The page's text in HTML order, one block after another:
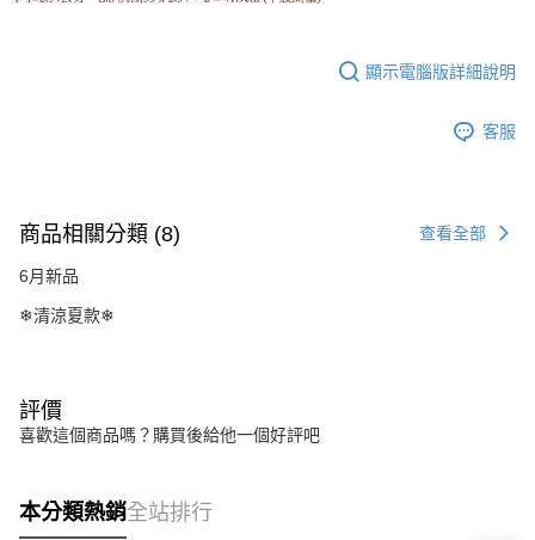
顯示電腦版詳細說明
客服
商品相關分類 (8) 查看全部
6月新品
❄清涼夏款❄
評價
喜歡這個商品嗎？購買後給他一個好評吧
本分類熱銷全站排行